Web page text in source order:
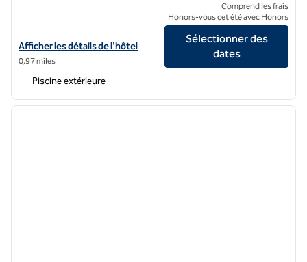
Afficher les détails de l'hôtel Las Vegas Hilton at Resorts World
Afficher les détails de l'hôtel
0,97 miles
Comprend les frais
Honors-vous cet été avec Honors
Sélectionner des
dates
Piscine extérieure
1 sur 12